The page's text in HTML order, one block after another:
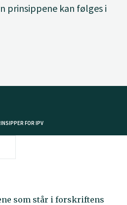
prinsippene kan følges i
FOR IPV
som står i forskriftens